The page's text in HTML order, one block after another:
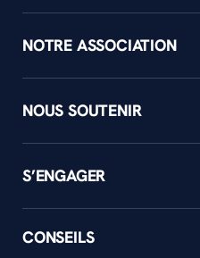
NOTRE ASSOCIATION
NOUS SOUTENIR
S’ENGAGER
CONSEILS